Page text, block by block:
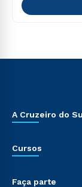
A Cruzeiro do
Cursos
Faça parte